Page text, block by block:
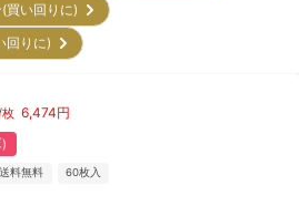
(買い回りに)
回りに)
6,474円
送料無料 60枚入